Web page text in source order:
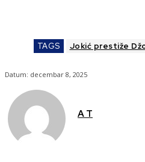
TAGS Jokić prestiže
Datum: decembar 8, 2025
A T